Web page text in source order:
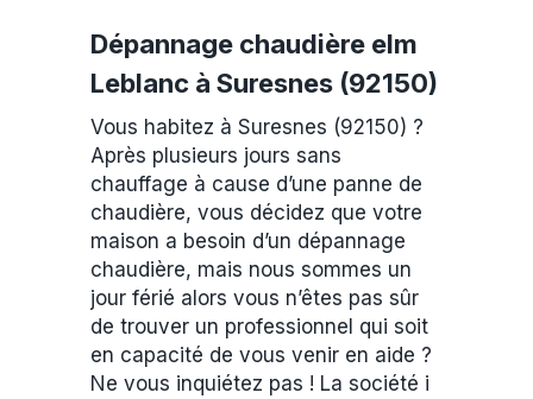
Dépannage chaudière elm
Leblanc à Suresnes (92150)
Vous habitez à Suresnes (92150) ?
Après plusieurs jours sans
chauffage à cause d’une panne de
chaudière, vous décidez que votre
maison a besoin d’un dépannage
chaudière, mais nous sommes un
jour férié alors vous n’êtes pas sûr
de trouver un professionnel qui soit
en capacité de vous venir en aide ?
Ne vous inquiétez pas ! La société i